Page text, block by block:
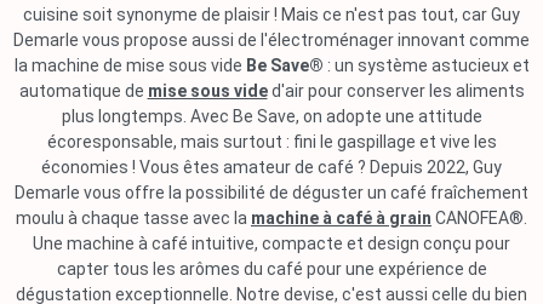
cuisine soit synonyme de plaisir ! Mais ce n'est pas tout, car Guy
Demarle vous propose aussi de l'électroménager innovant comme
la machine de mise sous vide Be Save® : un système astucieux et
automatique de mise sous vided'air pour conserver les aliments
plus longtemps. Avec Be Save, on adopte une attitude
écoresponsable, mais surtout : fini le gaspillage et vive les
économies ! Vous êtes amateur de café ? Depuis 2022, Guy
Demarle vous offre la possibilité de déguster un café fraîchement
moulu à chaque tasse avec la machine à café à grain CANOFEA®.
Une machine à café intuitive, compacte et design conçu pour
capter tous les arômes du café pour une expérience de
dégustation exceptionnelle. Notre devise, c'est aussi celle du bien